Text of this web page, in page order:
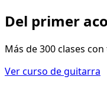
Del primer
Más de 300 clases
Ver curso de guitarra